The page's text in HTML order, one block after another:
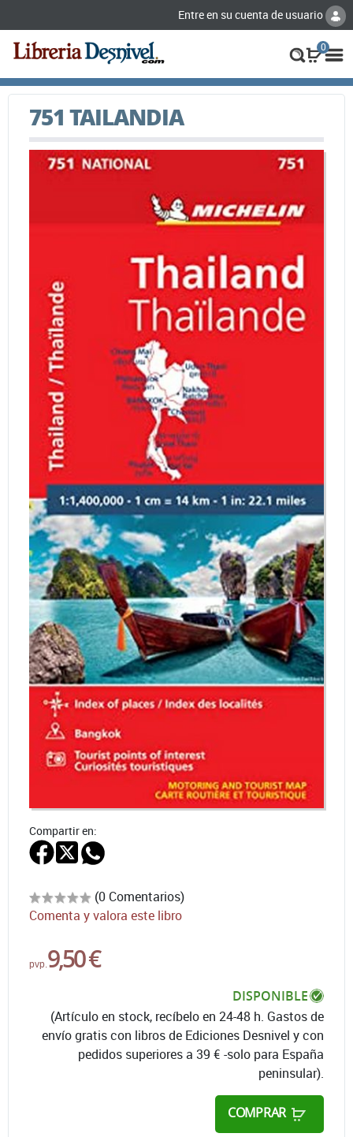
Entre en su cuenta de usuario
0
751 TAILANDIA
Compartir en:
(0 Comentarios)
Comenta y valora este libro
pvp. 9,50 €
DISPONIBLE
(Artículo en stock, recíbelo en 24-48 h. Gastos de
envío gratis con libros de Ediciones Desnivel y con
pedidos superiores a 39 € -solo para España
peninsular).
COMPRAR